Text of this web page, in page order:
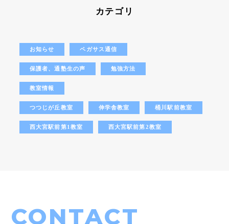
カテゴリ
お知らせ ペガサス通信
保護者、通塾生の声 勉強方法
教室情報
つつじが丘教室 伸学舎教室 桶川駅前教室
西大宮駅前第1教室 西大宮駅前第2教室
CONTACT